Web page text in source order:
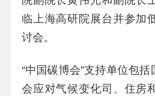
临上海高研院展台并参加
讨会。
“中国碳博会”支持单位包
会应对气候变化司、住房